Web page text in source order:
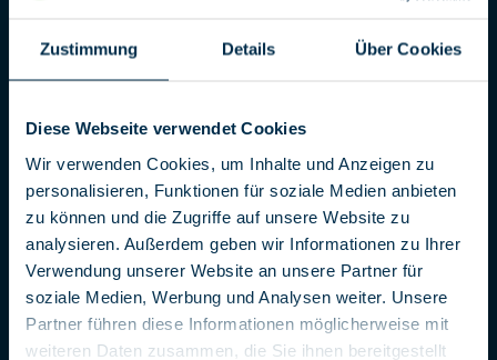
Zustimmung Details Über Cookies
Diese Webseite verwendet Cookies
Wir verwenden Cookies, um Inhalte und Anzeigen zu
personalisieren, Funktionen für soziale Medien anbieten
zu können und die Zugriffe auf unsere Website zu
analysieren. Außerdem geben wir Informationen zu Ihrer
Verwendung unserer Website an unsere Partner für
soziale Medien, Werbung und Analysen weiter. Unsere
Partner führen diese Informationen möglicherweise mit
weiteren Daten zusammen, die Sie ihnen bereitgestellt
30 Jahre lang an vielen Brennpunkten der Welt mit
streng geheimen Missionen betraut. In seiner
auf und versucht Missverständnisse aus dem Weg zu
Buchvorstellung mit Gerhard Conrad und Bodo
Hechelhammer. Beginn: 19:00 Uhr im Kino.